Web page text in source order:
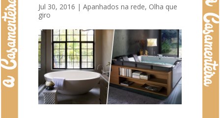
Jul 30, 2016 | Apanhados na rede, Olha que
giro